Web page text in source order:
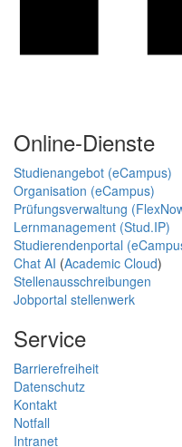
Online-Dienste
Studienangebot (eCampus)
Organisation (eCampus)
Prüfungsverwaltung
Lernmanagement (Stud.IP)
Studierendenportal
Chat AI (Academic Cloud)
Stellenausschreibungen
Jobportal stellenwerk
Service
Barrierefreiheit
Datenschutz
Kontakt
Notfall
Intranet